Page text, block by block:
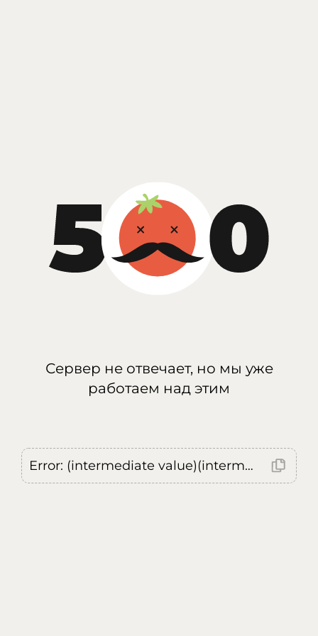
Сервер не отвечает, но мы уже
работаем над этим
Error: (intermediate value)(intermediate value)(intermediate value).replaceAll is not a function